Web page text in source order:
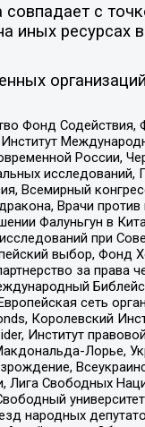
с
ресурсах
Фонд
России,
Врачи против
Фалуньгун в
при
выбор,
за права
сеть
Королевский
Институт
Лорье,
Свободных
народных